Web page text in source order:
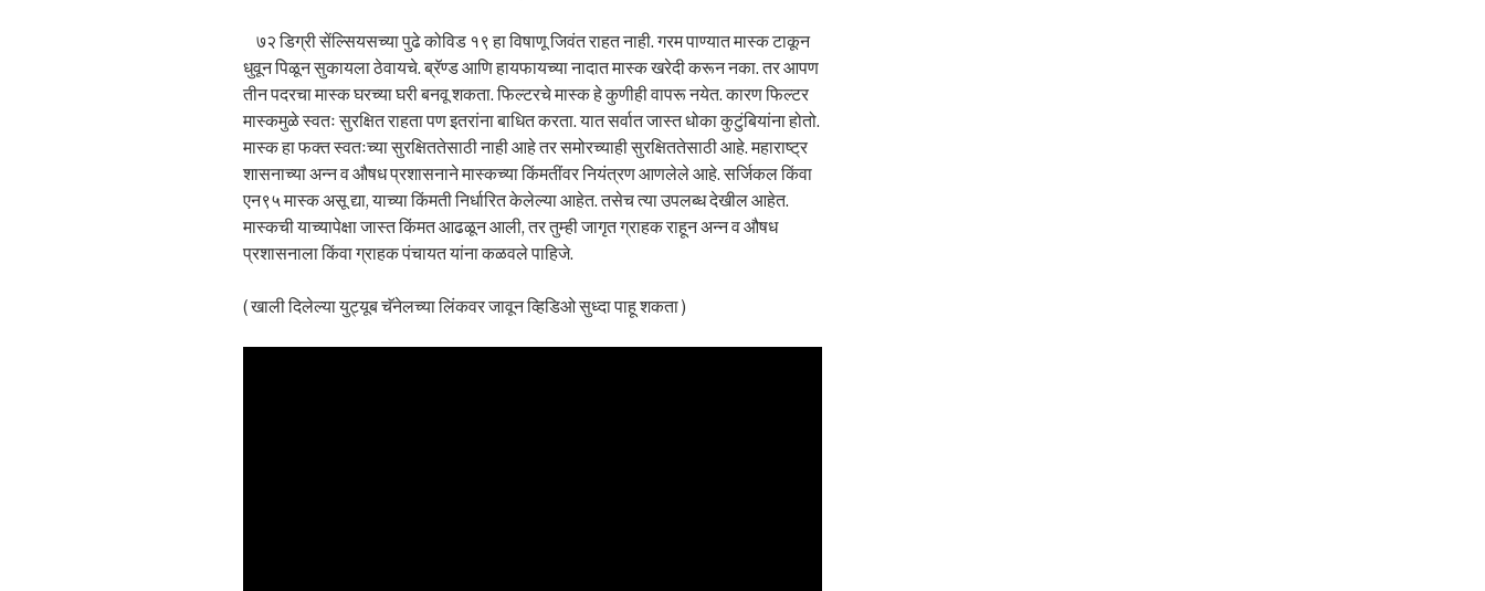
७२ डिग्री सेंल्सियसच्या पुढे कोविड १९ हा विषाणू जिवंत राहत नाही. गरम पाण्यात मास्क टाकून
धुवून पिळून सुकायला ठेवायचे. ब्रॅण्ड आणि हायफायच्या नादात मास्क खरेदी करून नका. तर आपण
तीन पदरचा मास्क घरच्या घरी बनवू शकता. फिल्टरचे मास्क हे कुणीही वापरू नयेत. कारण फिल्टर
मास्कमुळे स्वतः सुरक्षित राहता पण इतरांना बाधित करता. यात सर्वात जास्त धोका कुटुंबियांना होतो.
मास्क हा फक्त स्वतःच्या सुरक्षिततेसाठी नाही आहे तर समोरच्याही सुरक्षिततेसाठी आहे. महाराष्ट्र
शासनाच्या अन्न व औषध प्रशासनाने मास्कच्या किंमतींवर नियंत्रण आणलेले आहे. सर्जिकल किंवा
एन९५ मास्क असू द्या, याच्या किंमती निर्धारित केलेल्या आहेत. तसेच त्या उपलब्ध देखील आहेत.
मास्कची याच्यापेक्षा जास्त किंमत आढळून आली, तर तुम्ही जागृत ग्राहक राहून अन्न व औषध
प्रशासनाला किंवा ग्राहक पंचायत यांना कळवले पाहिजे.
( खाली दिलेल्या युट्यूब चॅनेलच्या लिंकवर जावून व्हिडिओ सुध्दा पाहू शकता )